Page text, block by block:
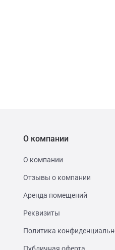
О компании
О компании
Отзывы о компании
Аренда помещений
Реквизиты
Политика